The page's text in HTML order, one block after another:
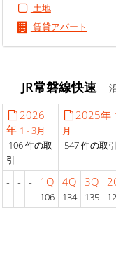
土地
賃貸アパート
JR常磐線快速
2026
年 1 - 3月
106 件の取
引
2025年
月
547 件の取引
- - - 1Q
106
4Q
134
3Q
135